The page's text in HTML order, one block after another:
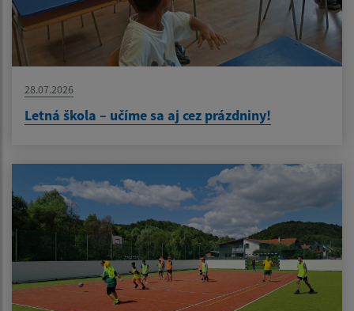
28.07.2026
Letná škola – učíme sa aj cez prázdniny!